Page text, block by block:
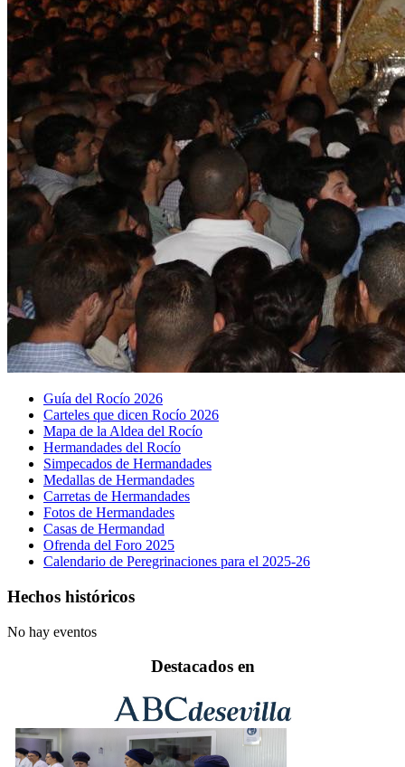
Guía del Rocío 2026
Carteles que dicen Rocío 2026
Mapa de la Aldea del Rocío
Hermandades del Rocío
Simpecados de Hermandades
Medallas de Hermandades
Carretas de Hermandades
Fotos de Hermandades
Casas de Hermandad
Ofrenda del Foro 2025
Calendario de Peregrinaciones para el 2025-26
Hechos históricos
No hay eventos
Destacados en